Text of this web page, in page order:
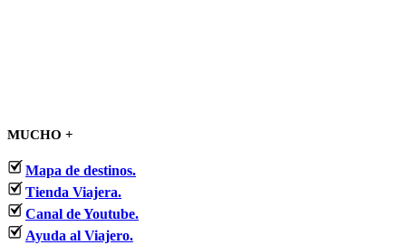
MUCHO +
Mapa de destinos.
Tienda Viajera.
Canal de Youtube.
Ayuda al Viajero.